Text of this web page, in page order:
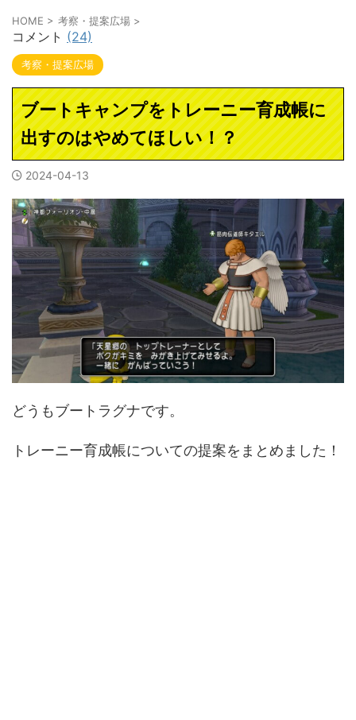
HOME > 考察・提案広場 >
コメント (24)
考察・提案広場
ブートキャンプをトレーニー育成帳に
出すのはやめてほしい！？
2024-04-13
どうもブートラグナです。
トレーニー育成帳についての提案をまとめました！